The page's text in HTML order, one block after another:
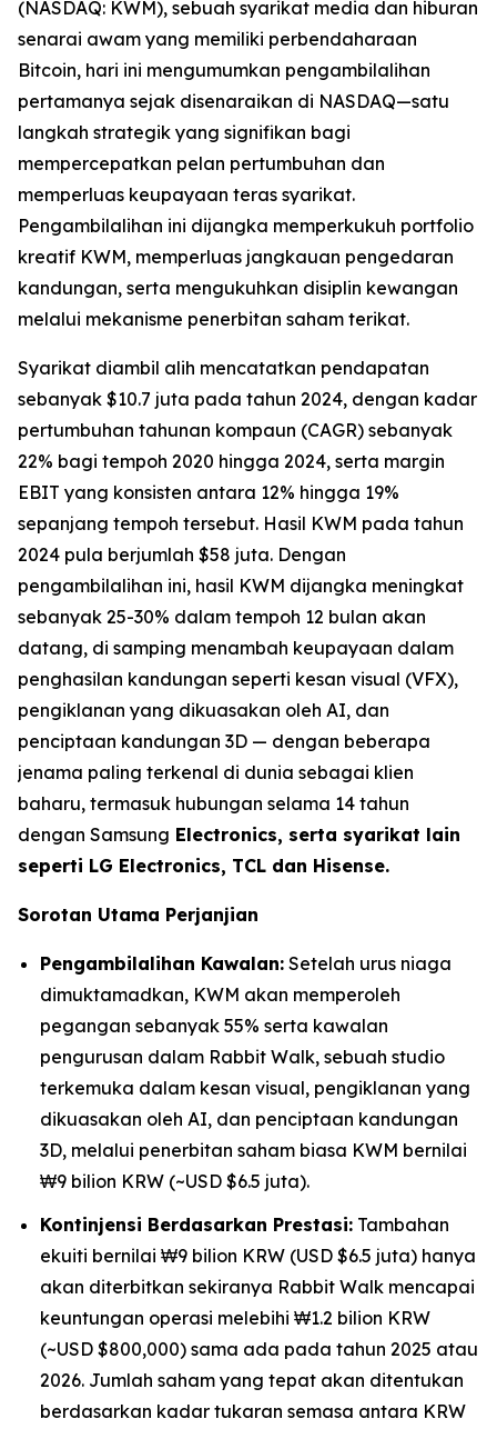
(NASDAQ: KWM), sebuah syarikat media dan hiburan
senarai awam yang memiliki perbendaharaan
Bitcoin, hari ini mengumumkan pengambilalihan
pertamanya sejak disenaraikan di NASDAQ—satu
langkah strategik yang signifikan bagi
mempercepatkan pelan pertumbuhan dan
memperluas keupayaan teras syarikat.
Pengambilalihan ini dijangka memperkukuh portfolio
kreatif KWM, memperluas jangkauan pengedaran
kandungan, serta mengukuhkan disiplin kewangan
melalui mekanisme penerbitan saham terikat.
Syarikat diambil alih mencatatkan pendapatan
sebanyak $10.7 juta pada tahun 2024, dengan kadar
pertumbuhan tahunan kompaun (CAGR) sebanyak
22% bagi tempoh 2020 hingga 2024, serta margin
EBIT yang konsisten antara 12% hingga 19%
sepanjang tempoh tersebut. Hasil KWM pada tahun
2024 pula berjumlah $58 juta. Dengan
pengambilalihan ini, hasil KWM dijangka meningkat
sebanyak 25-30% dalam tempoh 12 bulan akan
datang, di samping menambah keupayaan dalam
penghasilan kandungan seperti kesan visual (VFX),
pengiklanan yang dikuasakan oleh AI, dan
penciptaan kandungan 3D — dengan beberapa
jenama paling terkenal di dunia sebagai klien
baharu, termasuk hubungan selama 14 tahun
dengan Samsung Electronics, serta syarikat lain
seperti LG Electronics, TCL dan Hisense.
Sorotan Utama Perjanjian
Pengambilalihan Kawalan: Setelah urus niaga
dimuktamadkan, KWM akan memperoleh
pegangan sebanyak 55% serta kawalan
pengurusan dalam Rabbit Walk, sebuah studio
terkemuka dalam kesan visual, pengiklanan yang
dikuasakan oleh AI, dan penciptaan kandungan
3D, melalui penerbitan saham biasa KWM bernilai
₩9 bilion KRW (~USD $6.5 juta).
Kontinjensi Berdasarkan Prestasi: Tambahan
ekuiti bernilai ₩9 bilion KRW (USD $6.5 juta) hanya
akan diterbitkan sekiranya Rabbit Walk mencapai
keuntungan operasi melebihi ₩1.2 bilion KRW
(~USD $800,000) sama ada pada tahun 2025 atau
2026. Jumlah saham yang tepat akan ditentukan
berdasarkan kadar tukaran semasa antara KRW